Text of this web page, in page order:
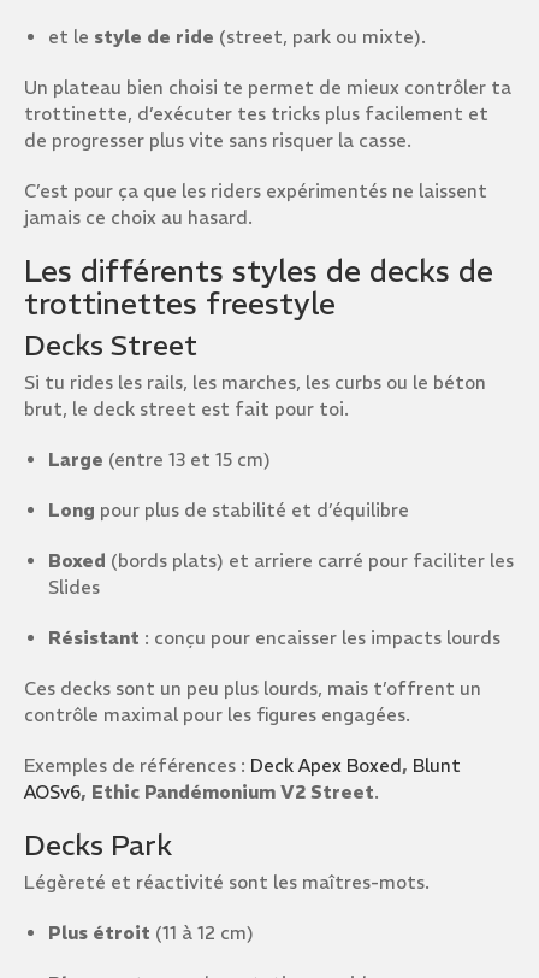
et le style de ride (street, park ou mixte).
Un plateau bien choisi te permet de mieux contrôler ta
trottinette, d’exécuter tes tricks plus facilement et
de progresser plus vite sans risquer la casse.
C’est pour ça que les riders expérimentés ne laissent
jamais ce choix au hasard.
Les différents styles de decks de
trottinettes freestyle
Decks Street
Si tu rides les rails, les marches, les curbs ou le béton
brut, le deck street est fait pour toi.
Large (entre 13 et 15 cm)
Long pour plus de stabilité et d’équilibre
Boxed (bords plats) et arriere carré pour faciliter les
Slides
Résistant : conçu pour encaisser les impacts lourds
Ces decks sont un peu plus lourds, mais t’offrent un
contrôle maximal pour les figures engagées.
Exemples de références : Deck Apex Boxed, Blunt
AOSv6, Ethic Pandémonium V2 Street.
Decks Park
Légèreté et réactivité sont les maîtres-mots.
Plus étroit (11 à 12 cm)